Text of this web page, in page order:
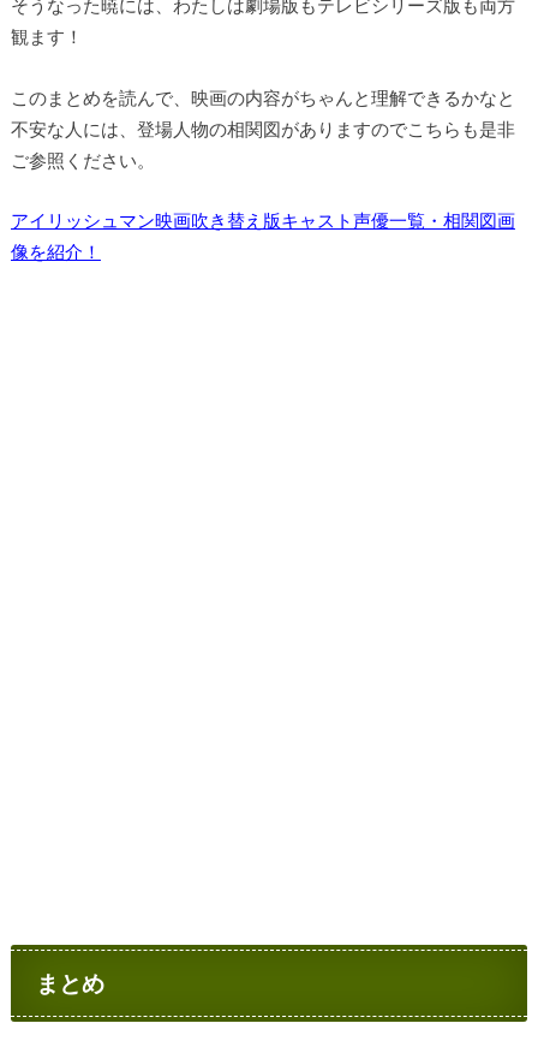
そうなった暁には、わたしは劇場版もテレビシリーズ版も両方
観ます！
このまとめを読んで、映画の内容がちゃんと理解できるかなと
不安な人には、登場人物の相関図がありますのでこちらも是非
ご参照ください。
アイリッシュマン映画吹き替え版キャスト声優一覧・相関図画
像を紹介！
まとめ